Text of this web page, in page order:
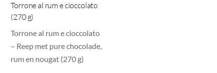
Torrone al rum e cioccolato
(270 g)
Torrone al rum e cioccolato
– Reep met pure chocolade,
rum en nougat (270 g)